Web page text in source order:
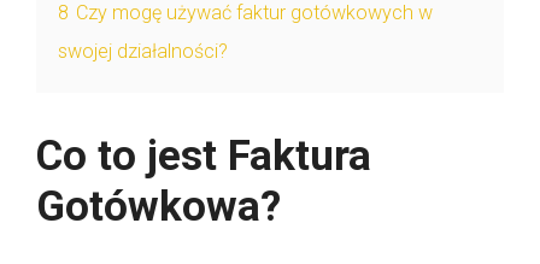
8 Czy mogę używać faktur gotówkowych w
swojej działalności?
Co to jest Faktura
Gotówkowa?